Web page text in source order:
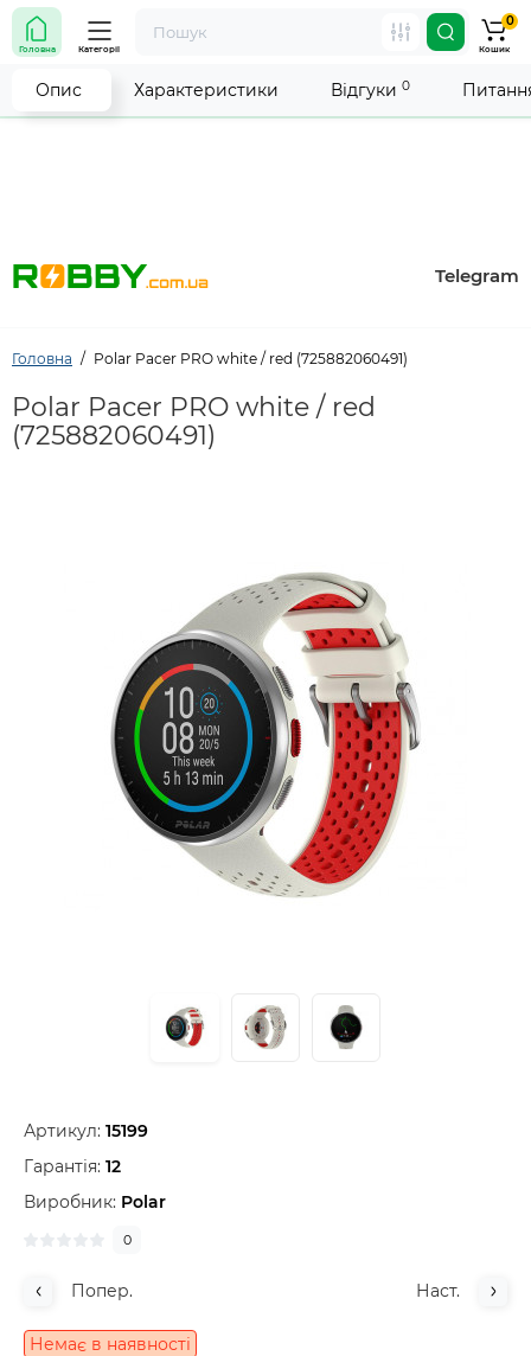
Увага! Роботу магазину тимчасово припинено. Ми
робимо все можливе, щоб відновити прийом
замовлень якнайшвидше.
Telegram
Головна Категорії
0
Кошик
Головна Polar Pacer PRO white / red (725882060491)
Polar Pacer PRO white / red
(725882060491)
Артикул: 15199
Гарантія: 12
Виробник: Polar
0
Попер. Наст.
Немає в наявності
Опис Характеристики Відгуки 0